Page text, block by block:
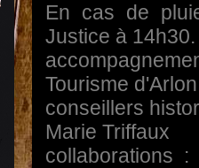
En cas de
Justice à 14h30.
Tourisme d'Arlon
conseillers
Marie Triffaux
collaborations :